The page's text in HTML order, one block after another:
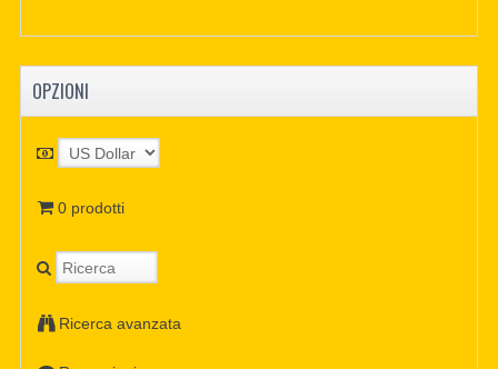
OPZIONI
0 prodotti
Ricerca avanzata